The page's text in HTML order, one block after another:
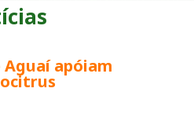
apóiam